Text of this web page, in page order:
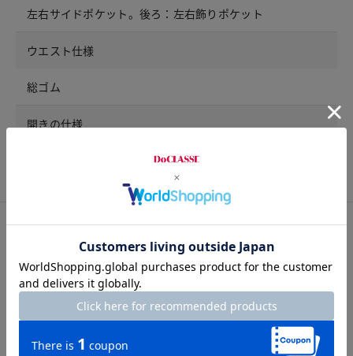
左右サイドポケット。後ろ：左右飾りポケット
ウエスト仕様
総ゴム
開きの仕様
サイズ詳細 サイズガイドはこちら
7号 11号 15号
前股上 29.5